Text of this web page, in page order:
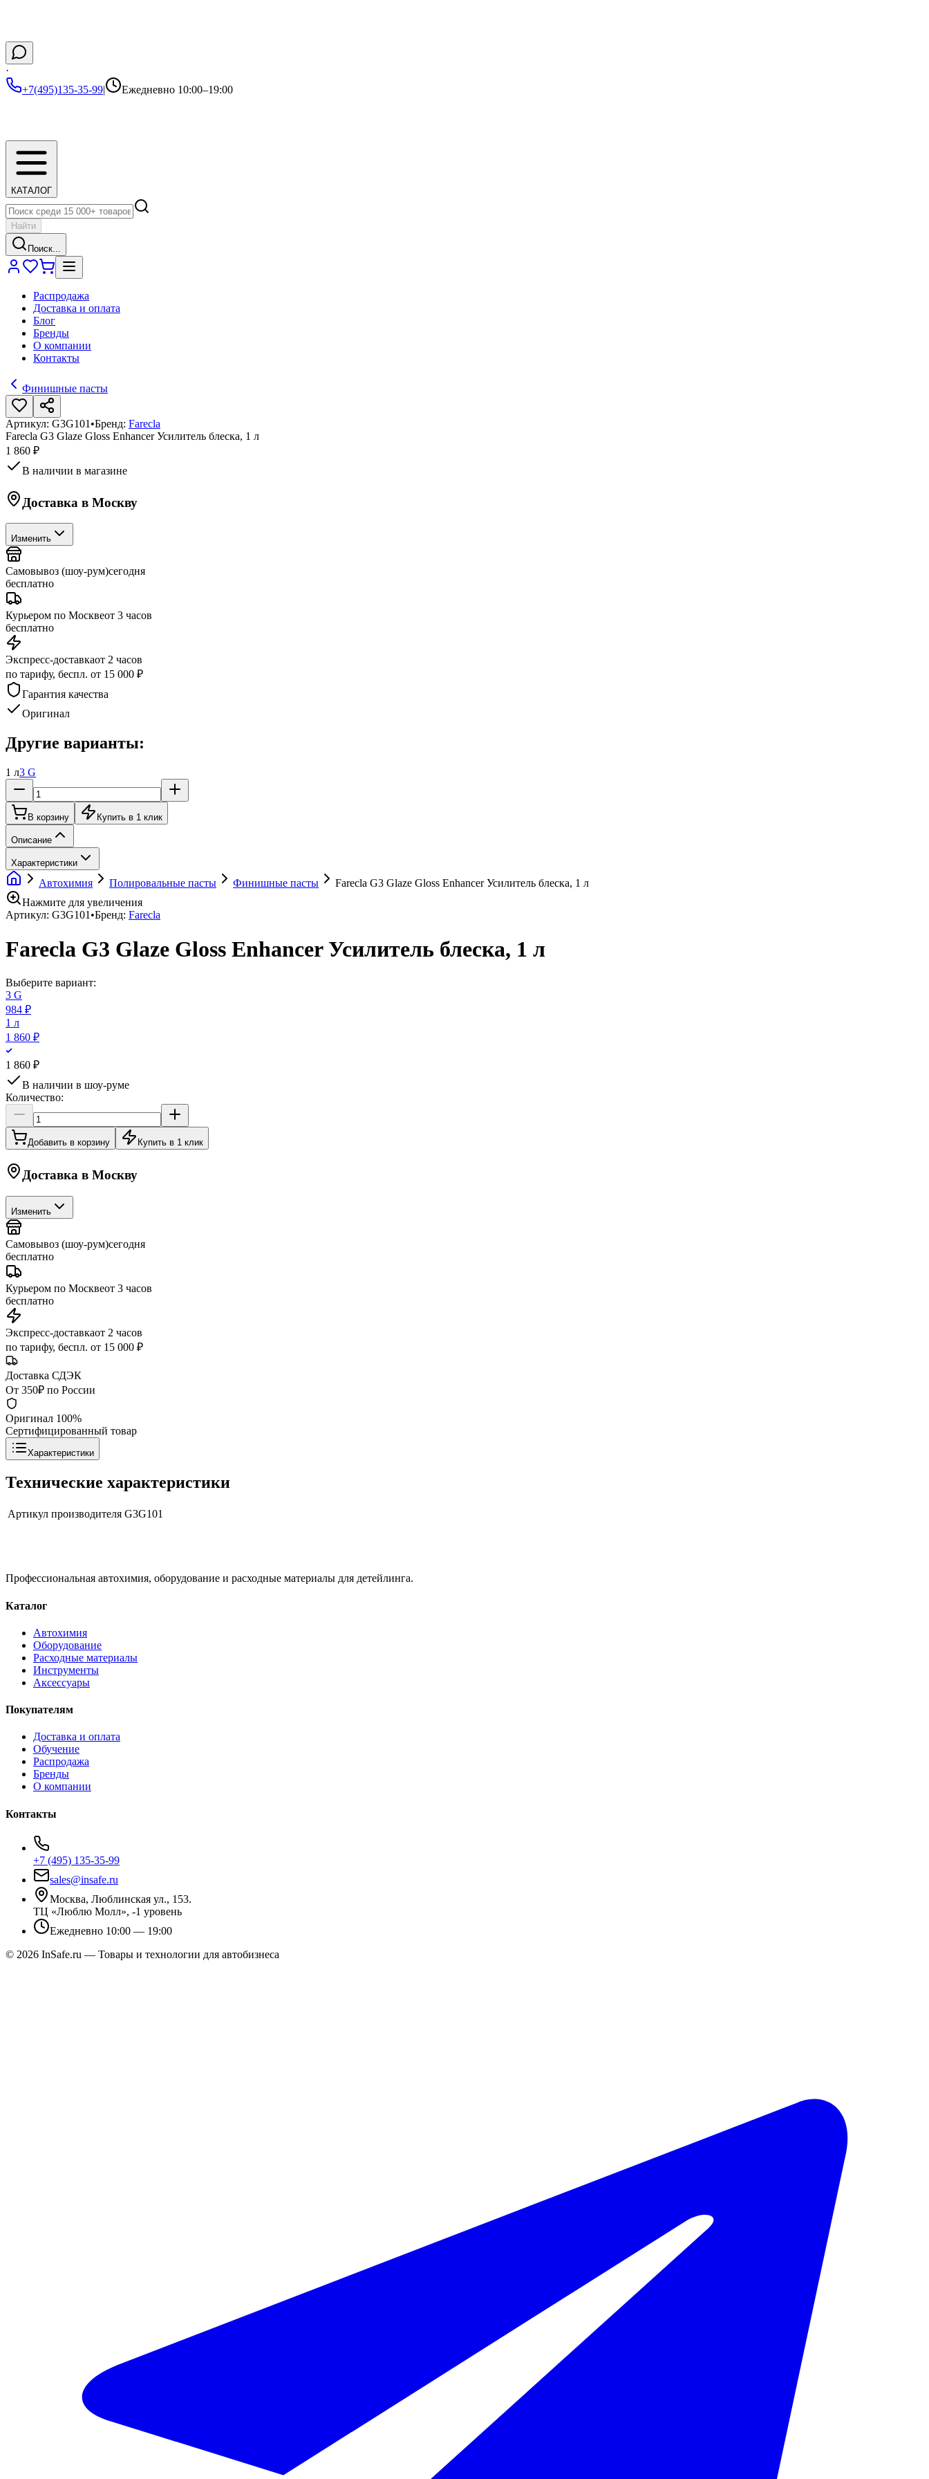
·
+7(495)135-35-99| Ежедневно 10:00–19:00
КАТАЛОГ
Найти
Поиск...
Распродажа
Доставка и оплата
Блог
Бренды
О компании
Контакты
Финишные пасты
Артикул: G3G101 •Бренд: Farecla
Farecla G3 Glaze Gloss Enhancer Усилитель блеска, 1 л
1 860 ₽
В наличии в магазине
Доставка в Москву
Изменить
Самовывоз (шоу-рум)сегодня
бесплатно
Курьером по Москвеот 3 часов
бесплатно
Экспресс-доставкаот 2 часов
по тарифу, беспл. от 15 000 ₽
Гарантия качества
Оригинал
Другие варианты:
1 л3 G
В корзину Купить в 1 клик
Описание
Характеристики
Автохимия Полировальные пасты Финишные пасты
Farecla G3 Glaze Gloss Enhancer Усилитель блеска, 1 л
Нажмите для увеличения
Артикул: G3G101 •Бренд: Farecla
Farecla G3 Glaze Gloss Enhancer Усилитель блеска, 1 л
Выберите вариант:
3 G
984 ₽
1 л
1 860 ₽
1 860 ₽
В наличии в шоу-руме
Количество:
Добавить в корзину Купить в 1 клик
Доставка в Москву
Изменить
Самовывоз (шоу-рум)сегодня
бесплатно
Курьером по Москвеот 3 часов
бесплатно
Экспресс-доставкаот 2 часов
по тарифу, беспл. от 15 000 ₽
Доставка СДЭК
От 350₽ по России
Оригинал 100%
Сертифицированный товар
Характеристики
Технические характеристики
Артикул производителя G3G101
Профессиональная автохимия, оборудование и расходные материалы для детейлинга.
Каталог
Автохимия
Оборудование
Расходные материалы
Инструменты
Аксессуары
Покупателям
Доставка и оплата
Обучение
Распродажа
Бренды
О компании
Контакты
+7 (495) 135-35-99
sales@insafe.ru
Москва, Люблинская ул., 153.
ТЦ «Люблю Молл», -1 уровень
Ежедневно 10:00 — 19:00
© 2026 InSafe.ru — Товары и технологии для автобизнеса